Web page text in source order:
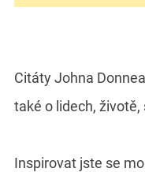
Citáty Johna
také o lidech,
Inspirovat jste se